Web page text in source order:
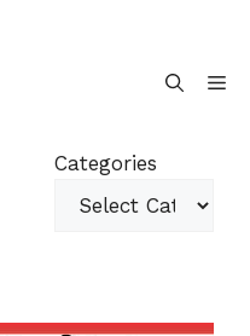
Categories